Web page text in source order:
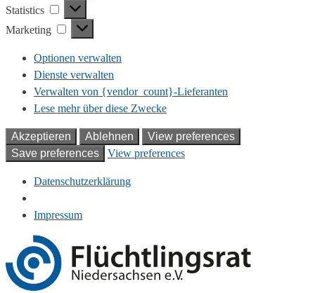
Statistics
Statistics
Marketing
Marketing
Optionen verwalten
Dienste verwalten
Verwalten von {vendor_count}-Lieferanten
Lese mehr über diese Zwecke
Akzeptieren Ablehnen
View preferences
Save preferences
View preferences
Datenschutzerklärung
Impressum
Inhalt
springen